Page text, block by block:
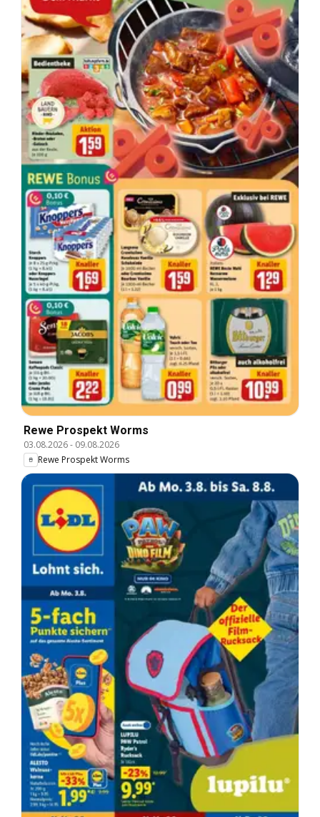
Rewe Prospekt Worms
03.08.2026- 09.08.2026
Rewe Prospekt Worms